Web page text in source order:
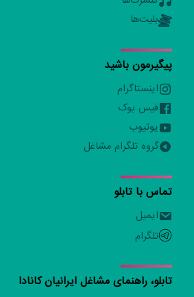
بلیت‌ها
پیگیرمون باشید
اینستاگرام
فیس بوک
یوتیوب
گروه تلگرام مشاغل
تماس با تابلو
ایمیل
تلگرام
تابلو، راهنمای مشاغل ایرانیان کانادا